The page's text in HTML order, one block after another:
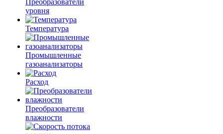
Преобразователи
уровня
Температура
Промышленные
газоанализаторы
Расход
Преобразователи
влажности